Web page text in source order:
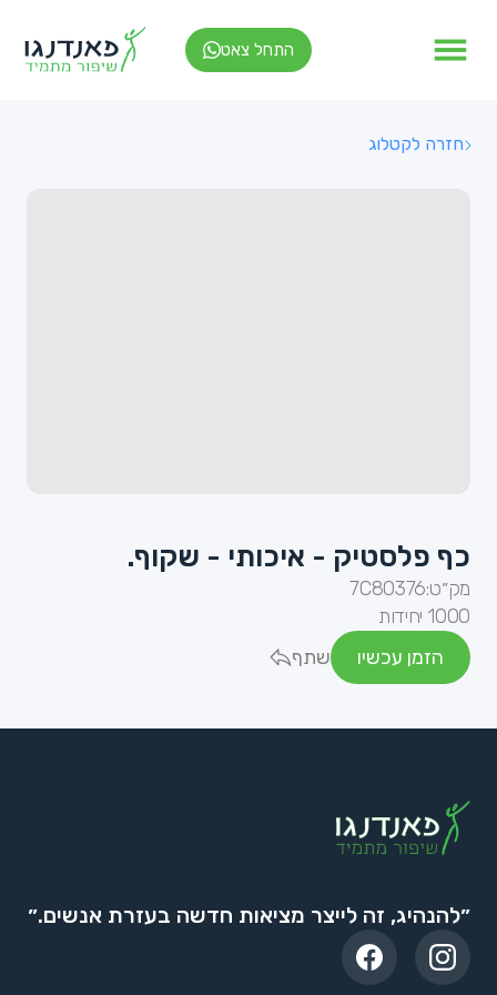
התחל צאט
חזרה לקטלוג
כף פלסטיק - איכותי - שקוף.
מק״ט:7C80376
1000 יחידות
הזמן עכשיו
שתף
״להנהיג, זה לייצר מציאות חדשה בעזרת אנשים.״